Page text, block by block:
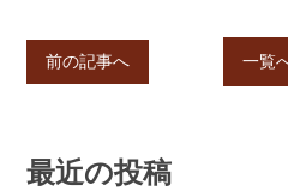
前の記事へ 一覧
最近の投稿